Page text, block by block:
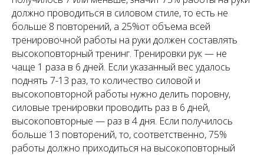
должно проводиться в силовом стиле, то есть не
больше 8 повторений, а 25%от объема всей
тренировочной работы на руки должен составлять
высокоповторный тренинг. Тренировки рук — не
чаще 1 раза в 6 дней. Если указанный вес удалось
поднять 7-13 раз, то количество силовой и
высокоповторной работы нужно делить поровну,
силовые тренировки проводить раз в 6 дней,
высокоповторные — раз в 4 дня. Если получилось
больше 13 повторений, то, соответственно, 75%
работы должно приходиться на высокоповторный